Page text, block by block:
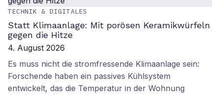
TECHNIK & DIGITALES
Statt Klimaanlage: Mit porösen Keramikwürfeln
gegen die Hitze
4. August 2026
Es muss nicht die stromfressende Klimaanlage sein:
Forschende haben ein passives Kühlsystem
entwickelt, das die Temperatur in der Wohnung